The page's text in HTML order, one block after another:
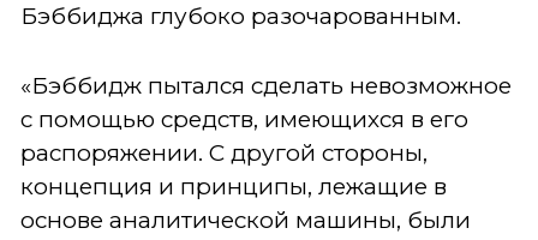
Бэббиджа глубоко разочарованным.
«Бэббидж пытался сделать невозможное
с помощью средств, имеющихся в его
распоряжении. С другой стороны,
концепция и принципы, лежащие в
основе аналитической машины, были